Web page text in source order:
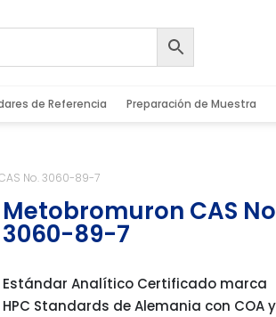
de Referencia Preparación de Muestra
No. 3060-89-7
Metobromuron CAS
3060-89-7
Estándar Analítico Certificado marca
HPC Standards de Alemania con COA y